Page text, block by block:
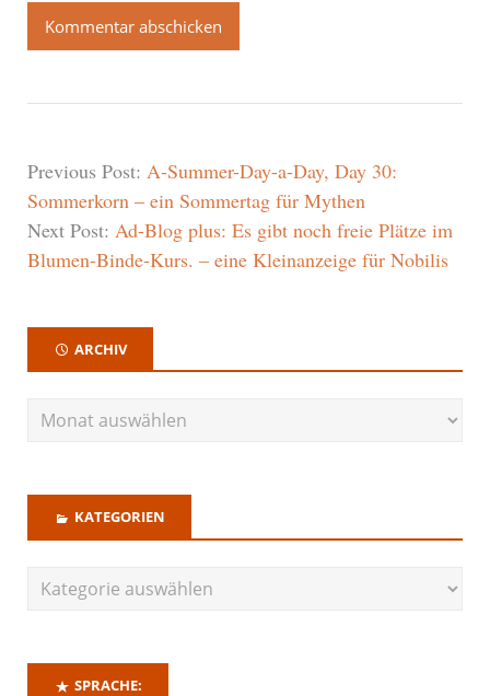
Previous Post: A-Summer-Day-a-Day, Day 30:
Sommerkorn – ein Sommertag für Mythen
Next Post: Ad-Blog plus: Es gibt noch freie Plätze im
Blumen-Binde-Kurs. – eine Kleinanzeige für Nobilis
ARCHIV
KATEGORIEN
SPRACHE: